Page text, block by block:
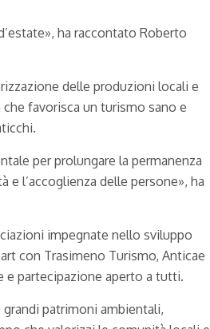
ha raccontato Roberto
delle produzioni locali e
favorisca un turismo sano e
per prolungare la permanenza
e l’accoglienza delle persone», ha
impegnate nello sviluppo
con Trasimeno Turismo, Anticae
e partecipazione aperto a tutti.
patrimoni ambientali,